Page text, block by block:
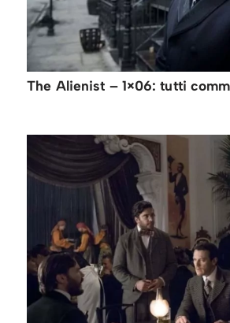
The Alienist – 1×06: tutti